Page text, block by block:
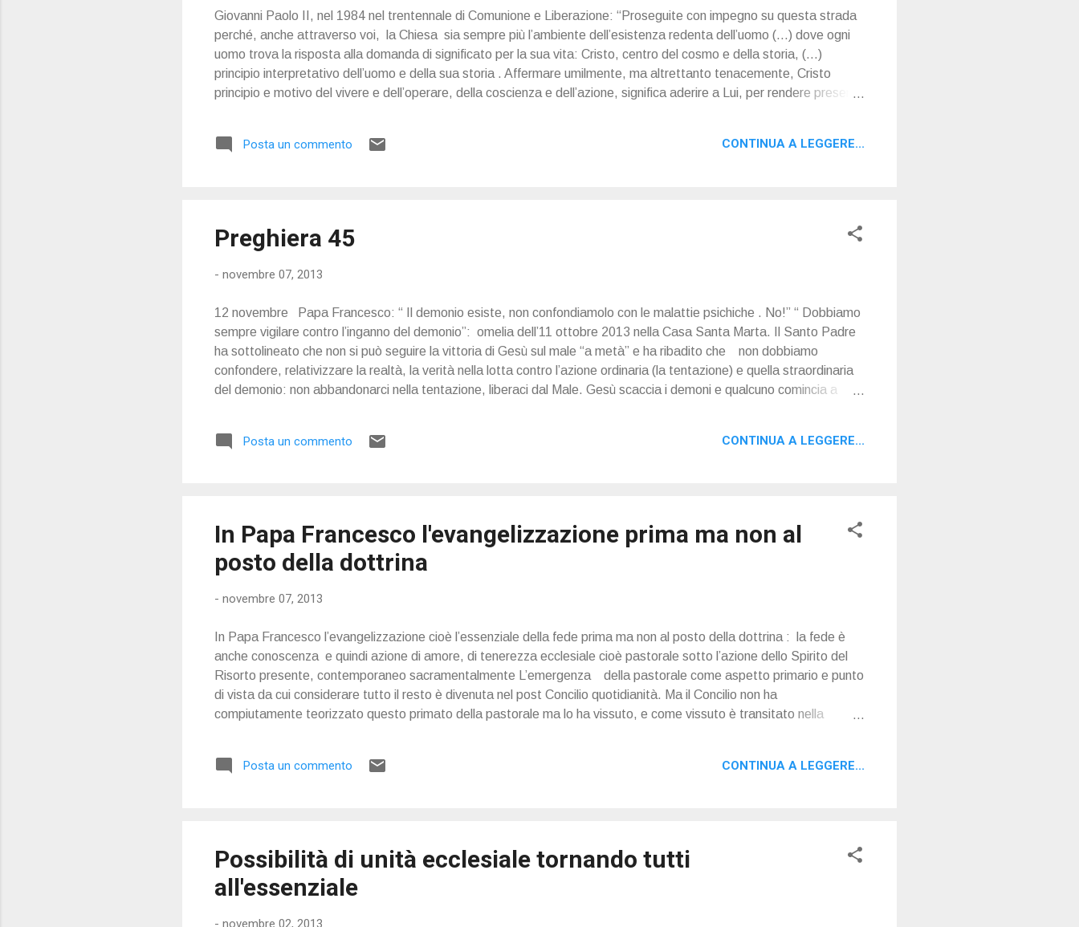
Giovanni Paolo II, nel 1984 nel trentennale di Comunione e Liberazione: “Proseguite con impegno su questa strada
perché, anche attraverso voi, la Chiesa sia sempre più l’ambiente dell’esistenza redenta dell’uomo (…) dove ogni
uomo trova la risposta alla domanda di significato per la sua vita: Cristo, centro del cosmo e della storia, (…)
principio interpretativo dell’uomo e della sua storia . Affermare umilmente, ma altrettanto tenacemente, Cristo
principio e motivo del vivere e dell’operare, della coscienza e dell’azione, significa aderire a Lui, per rendere presente
Chiesa come luogo dove l’evento di Cristo (…) vive come orizzonte pieno di verità per l’uomo. Noi crediamo in
Posta un commento CONTINUA A LEGGERE...
Preghiera 45
- novembre 07, 2013
12 novembre Papa Francesco: “ Il demonio esiste, non confondiamolo con le malattie psichiche . No!” “ Dobbiamo
sempre vigilare contro l’inganno del demonio”: omelia dell’11 ottobre 2013 nella Casa Santa Marta. Il Santo Padre
ha sottolineato che non si può seguire la vittoria di Gesù sul male “a metà” e ha ribadito che non dobbiamo
confondere, relativizzare la realtà, la verità nella lotta contro l’azione ordinaria (la tentazione) e quella straordinaria
del demonio: non abbandonarci nella tentazione, liberaci dal Male. Gesù scaccia i demoni e qualcuno comincia a
come fosse un personaggio storico di allora e non la presenza contemporanea necessaria del Crocefisso risorto
Posta un commento CONTINUA A LEGGERE...
In Papa Francesco l'evangelizzazione prima ma non al
posto della dottrina
- novembre 07, 2013
In Papa Francesco l’evangelizzazione cioè l’essenziale della fede prima ma non al posto della dottrina : la fede è
anche conoscenza e quindi azione di amore, di tenerezza ecclesiale cioè pastorale sotto l’azione dello Spirito del
Risorto presente, contemporaneo sacramentalmente L’emergenza della pastorale come aspetto primario e punto
di vista da cui considerare tutto il resto è divenuta nel post Concilio quotidianità. Ma il Concilio non ha
compiutamente teorizzato questo primato della pastorale ma lo ha vissuto, e come vissuto è transitato nella
del magistero del Papa e dei Vescovi mentre è aumentata quella dei teologi. I teologi
Posta un commento CONTINUA A LEGGERE...
Possibilità di unità ecclesiale tornando tutti
all'essenziale
- novembre 02, 2013